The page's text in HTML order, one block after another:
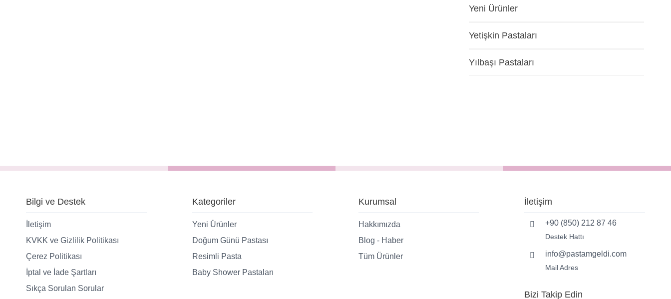
Yeni Ürünler
Yetişkin Pastaları
Yılbaşı Pastaları
Bilgi ve Destek
İletişim
KVKK ve Gizlilik Politikası
Çerez Politikası
İptal ve İade Şartları
Sıkça Sorulan Sorular
Kategoriler
Yeni Ürünler
Doğum Günü Pastası
Resimli Pasta
Baby Shower Pastaları
Kurumsal
Hakkımızda
Blog - Haber
Tüm Ürünler
İletişim
+90 (850) 212 87 46
Destek Hattı
info@pastamgeldi.com
Mail Adres
Bizi Takip Edin